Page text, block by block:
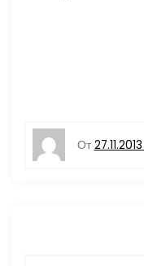
От 27.11.2013